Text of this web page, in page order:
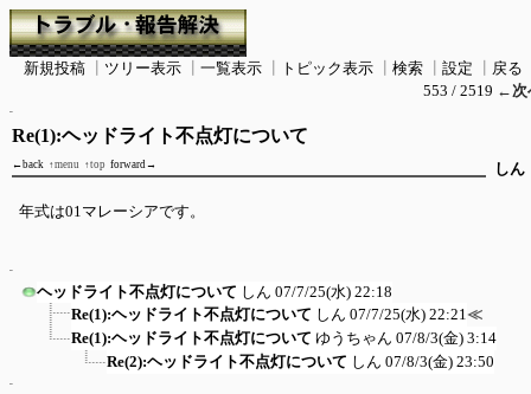
新規投稿 ツリー表示 一覧表示 トピック表示 検索 設定
戻る
553 / 2519 ←次
Re(1):ヘッドライト不点灯について
←back ↑menu ↑top forward→ しん
年式は01マレーシアです。
ヘッドライト不点灯について しん 07/7/25(水) 22:18
Re(1):ヘッドライト不点灯について しん 07/7/25(水) 22:21≪
Re(1):ヘッドライト不点灯について ゆうちゃん 07/8/3(金) 3:14
Re(2):ヘッドライト不点灯について しん 07/8/3(金) 23:50